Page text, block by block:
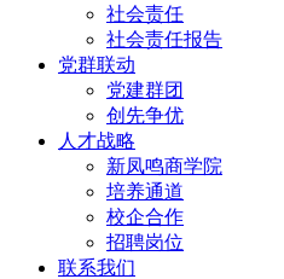
社会责任
社会责任报告
党群联动
党建群团
创先争优
人才战略
新凤鸣商学院
培养通道
校企合作
招聘岗位
联系我们